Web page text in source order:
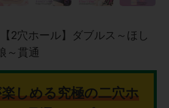
【2穴ホール】ダブルス～ほし
～貫通
しめる究極の二穴ホ